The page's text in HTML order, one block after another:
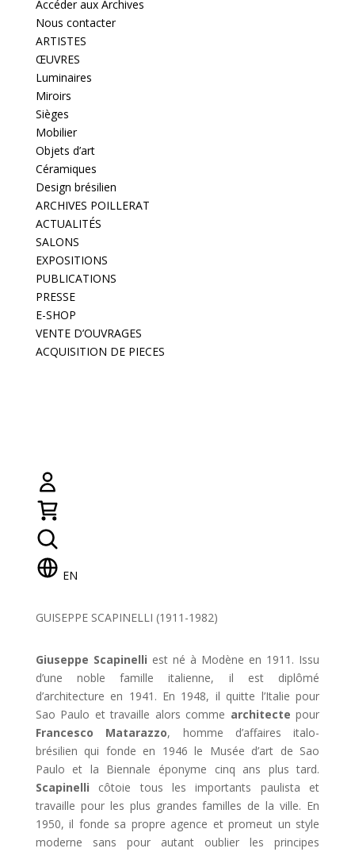
Accéder aux Archives
Nous contacter
ARTISTES
ŒUVRES
Luminaires
Miroirs
Sièges
Mobilier
Objets d’art
Céramiques
Design brésilien
ARCHIVES POILLERAT
ACTUALITÉS
SALONS
EXPOSITIONS
PUBLICATIONS
PRESSE
E-SHOP
VENTE D’OUVRAGES
ACQUISITION DE PIECES
EN
GUISEPPE SCAPINELLI (1911-1982)
Giuseppe Scapinelli est né à Modène en 1911. Issu
d’une noble famille italienne, il est diplômé
d’architecture en 1941. En 1948, il quitte l’Italie pour
Sao Paulo et travaille alors comme architecte pour
Francesco Matarazzo, homme d’affaires italo-
brésilien qui fonde en 1946 le Musée d’art de Sao
Paulo et la Biennale éponyme cinq ans plus tard.
Scapinelli côtoie tous les importants paulista et
travaille pour les plus grandes familles de la ville. En
1950, il fonde sa propre agence et promeut un style
moderne sans pour autant oublier les principes